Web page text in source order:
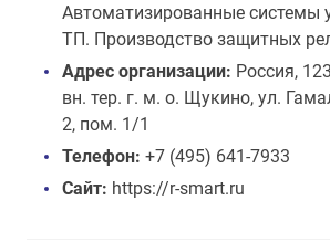
Автоматизированные системы
ТП. Производство защитных
Адрес организации: Россия,
вн. тер. г. м. о. Щукино, ул.
2, пом. 1/1
Телефон: +7 (495) 641-7933
Сайт: https://r-smart.ru